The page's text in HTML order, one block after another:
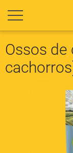
Ossos
breeds
and